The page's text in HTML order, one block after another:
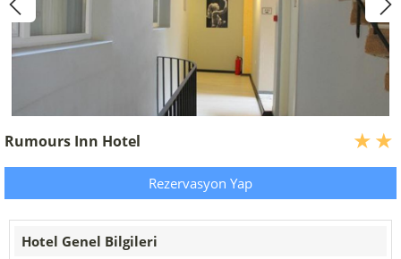
Rumours Inn Hotel
Rezervasyon Yap
Hotel Genel Bilgileri